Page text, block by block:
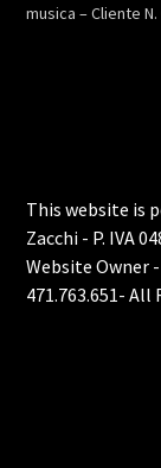
musica – Cliente
This website is
Zacchi - P. IVA
Website Owner
471.763.651- All